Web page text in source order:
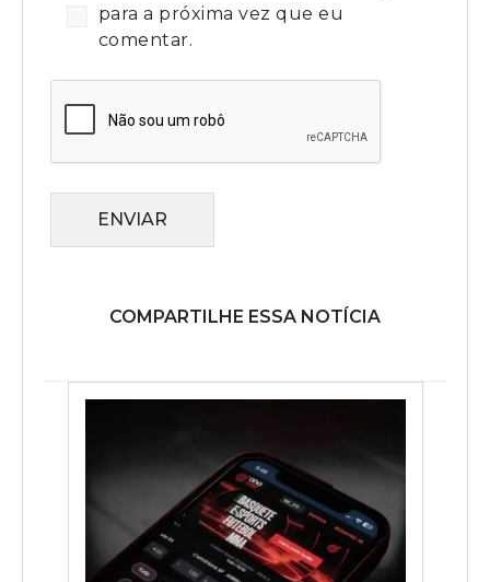
para a próxima vez que eu
comentar.
ENVIAR
COMPARTILHE ESSA NOTÍCIA